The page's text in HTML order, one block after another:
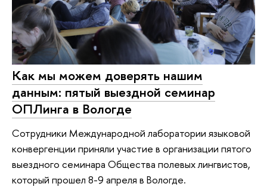
Как мы можем доверять нашим
данным: пятый выездной семинар
ОПЛинга в Вологде
Сотрудники Международной лаборатории языковой
конвергенции приняли участие в организации пятого
выездного семинара Общества полевых лингвистов,
который прошел 8-9 апреля в Вологде.